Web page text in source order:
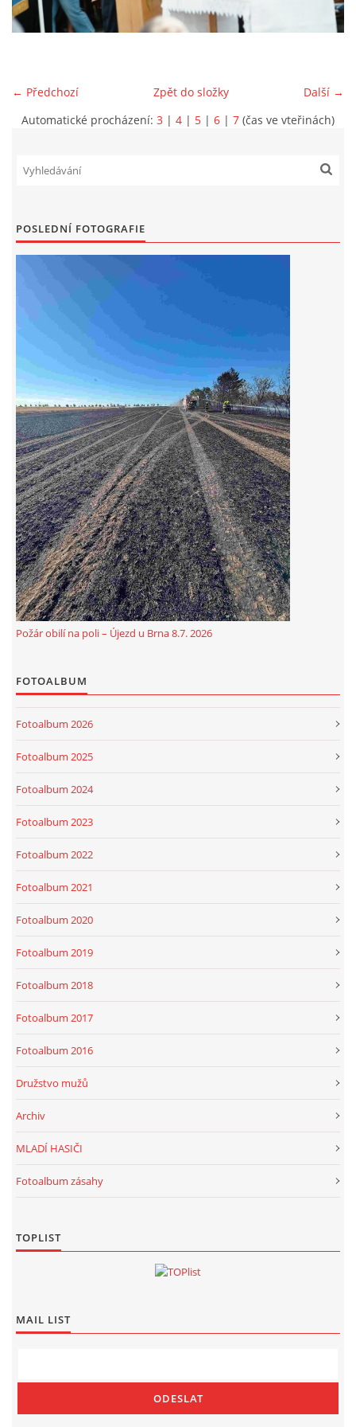
DRUŽSTVO MUŽŮ
VÝROČNÍ ZPRÁVY
DOTACE POSKYTNUTÁ Z ROZPOČTU JIHOMORAVSKÉHO
JEDNOTNÝ SYSTÉM VAROVÁNÍ A VYROZUMĚNÍ
OBYVATELSTVA ČR
© 2026 eStránky.cz |Aktualizováno: 5. 8. 2026
← Předchozí Další →
Zpět do složky
Automatické procházení: 3 | 4 | 5 | 6 | 7 (čas ve vteřinách)
POSLEDNÍ FOTOGRAFIE
Požár obilí na poli – Újezd u Brna 8.7. 2026
FOTOALBUM
Fotoalbum 2026
Fotoalbum 2025
Fotoalbum 2024
Fotoalbum 2023
Fotoalbum 2022
Fotoalbum 2021
Fotoalbum 2020
Fotoalbum 2019
Fotoalbum 2018
Fotoalbum 2017
Fotoalbum 2016
Družstvo mužů
Archiv
MLADÍ HASIČI
Fotoalbum zásahy
TOPLIST
MAIL LIST